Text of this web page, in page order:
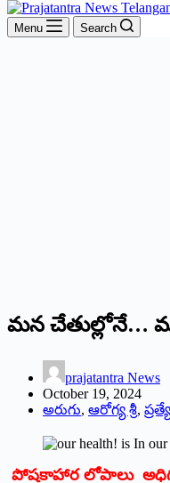
Menu Search
మన చేతుల్లోనే…
prajatantra News
October 19, 2024
అరుగు, ఆరోగ్య శ్రీ,
పోషకాహార లోపాలు